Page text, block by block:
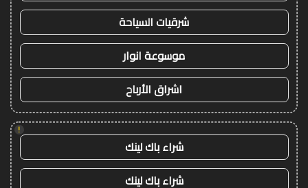
شرقيات السياحة
موسوعة انوار
اشراق الأرباح
!
شراء باك لينك
شراء باك لينك